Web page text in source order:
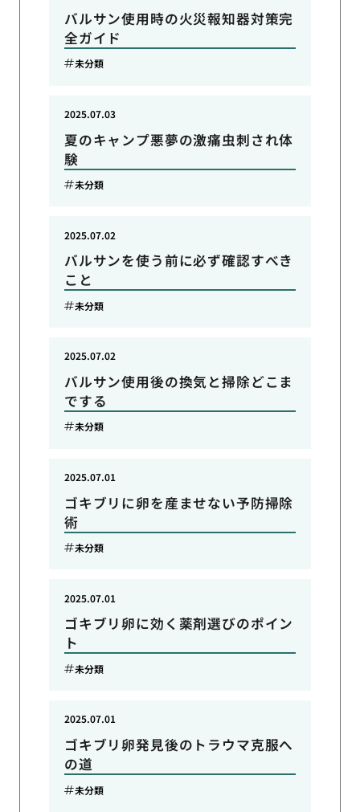
バルサン使用時の火災報知器対策完
全ガイド
未分類
夏のキャンプ悪夢の激痛虫刺され体
験
2025.07.03
未分類
バルサンを使う前に必ず確認すべき
こと
2025.07.02
未分類
バルサン使用後の換気と掃除どこま
でする
2025.07.02
未分類
ゴキブリに卵を産ませない予防掃除
術
2025.07.01
未分類
ゴキブリ卵に効く薬剤選びのポイン
ト
2025.07.01
未分類
ゴキブリ卵発見後のトラウマ克服へ
の道
2025.07.01
未分類